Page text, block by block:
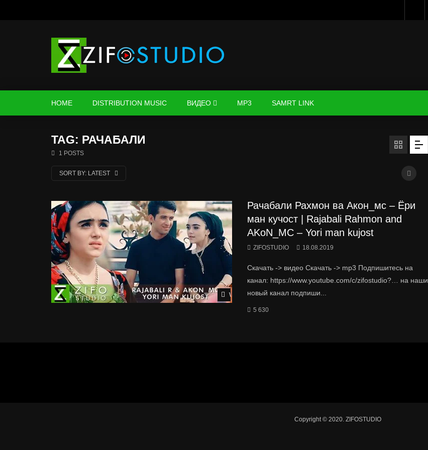
HOME DISTRIBUTION MUSIC ВИДЕО MP3 SAMRT LINK
TAG: РАЧАБАЛИ
1 POSTS
SORT BY: LATEST
Watch Later
Рачабали Рахмон ва Акон_мс – Ёри
ман кучост | Rajabali Rahmon and
AKoN_MC – Yori man kujost
ZIFOSTUDIO 18.08.2019
Скачать -> видео Скачать -> mp3 Подпишитесь на
канал: https://www.youtube.com/c/zifostudio?… на наши
новый канал подпиши...
5 630
Copyright © 2020. ZIFOSTUDIO